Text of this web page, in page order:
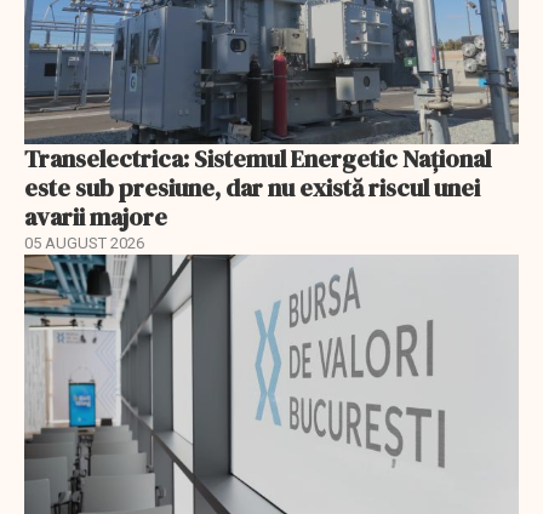
Transelectrica: Sistemul Energetic Național
este sub presiune, dar nu există riscul unei
avarii majore
05 AUGUST 2026